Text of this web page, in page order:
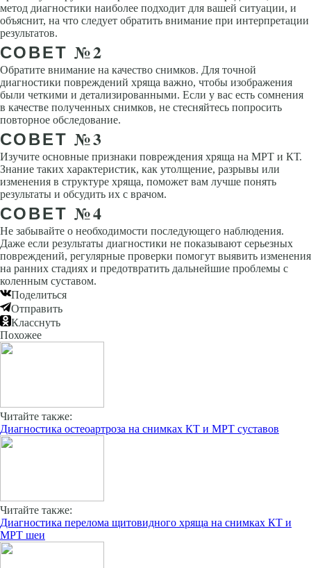
метод диагностики наиболее подходит для вашей ситуации, и
объяснит, на что следует обратить внимание при интерпретации
результатов.
СОВЕТ №2
Обратите внимание на качество снимков. Для точной
диагностики повреждений хряща важно, чтобы изображения
были четкими и детализированными. Если у вас есть сомнения
в качестве полученных снимков, не стесняйтесь попросить
повторное обследование.
СОВЕТ №3
Изучите основные признаки повреждения хряща на МРТ и КТ.
Знание таких характеристик, как утолщение, разрывы или
изменения в структуре хряща, поможет вам лучше понять
результаты и обсудить их с врачом.
СОВЕТ №4
Не забывайте о необходимости последующего наблюдения.
Даже если результаты диагностики не показывают серьезных
повреждений, регулярные проверки помогут выявить изменения
на ранних стадиях и предотвратить дальнейшие проблемы с
коленным суставом.
Поделиться
Отправить
Класснуть
Похожее
Читайте также:
Диагностика остеоартроза на снимках КТ и МРТ суставов
Читайте также:
Диагностика перелома щитовидного хряща на снимках КТ и
МРТ шеи